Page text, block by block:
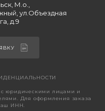
М.о.,
ул.Объездная
д.9
с юридическими лицами и
Для оформления заказа
ИНН.